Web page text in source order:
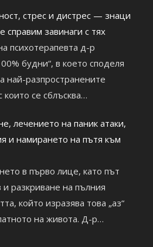
стрес и дистрес — знаци
справим завинаги с тях
психотерапевта д-р
будни“, в което споделя
най-разпространените
се сблъсква
лечението на паник атаки,
и намирането на пътя към
в първо лице, като път
разкриване на пълния
който изразява това „аз“
на живота. Д-р